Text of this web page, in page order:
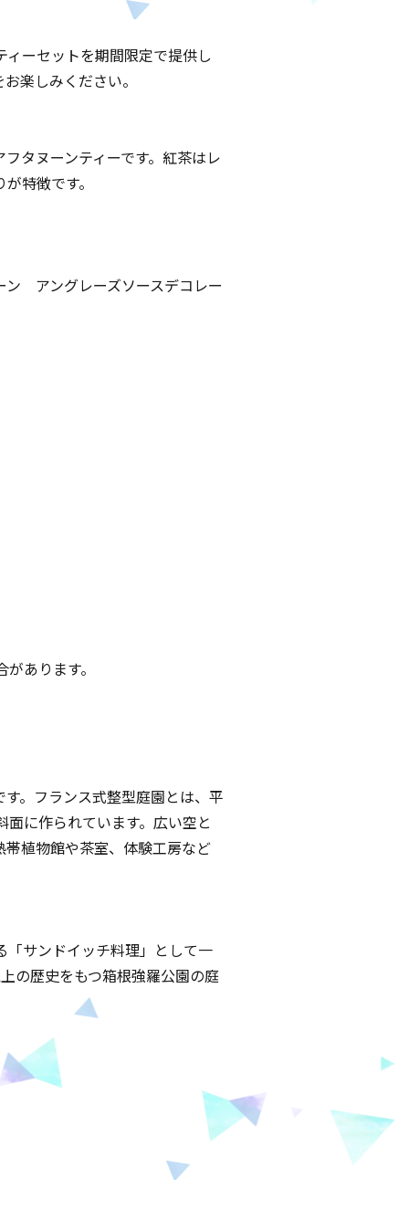
ーセットを期間限定で提供し
楽しみください。
タヌーンティーです。紅茶はレ
特徴です。
ン アングレーズソースデコレー
あります。
。フランス式整型庭園とは、平
に作られています。広い空と
植物館や茶室、体験工房など
「サンドイッチ料理」として一
の歴史をもつ箱根強羅公園の庭